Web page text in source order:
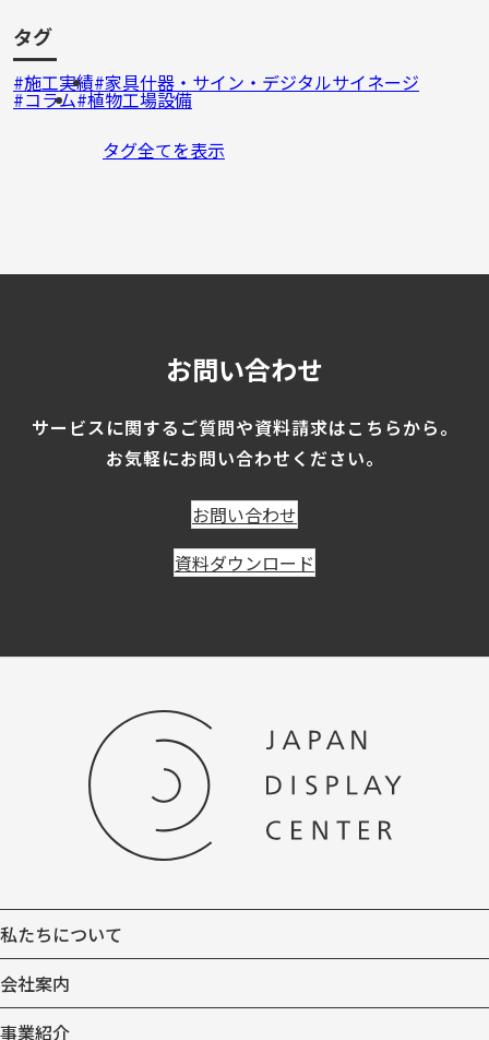
タグ
施工実績 家具什器・サイン・デジタルサイネージ
コラム 植物工場設備
タグ全てを表示
お問い合わせ
サービスに関するご質問や資料請求はこちらから。
お気軽にお問い合わせください。
お問い合わせ
資料ダウンロード
私たちについて
会社案内
事業紹介